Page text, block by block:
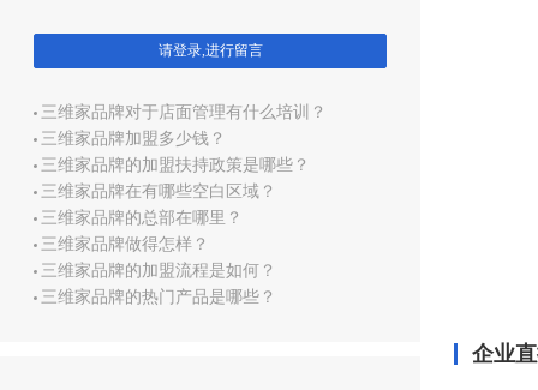
请登录,进行留言
三维家品牌对于店面管理有什么培训？
三维家品牌加盟多少钱？
三维家品牌的加盟扶持政策是哪些？
三维家品牌在有哪些空白区域？
三维家品牌的总部在哪里？
三维家品牌做得怎样？
三维家品牌的加盟流程是如何？
三维家品牌的热门产品是哪些？
企业